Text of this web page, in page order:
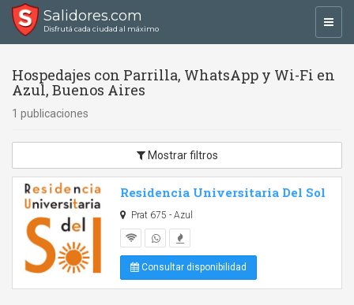
Salidores.com
Disfrutá cada ciudad al máximo
Hospedajes con Parrilla, WhatsApp y Wi-Fi en
Azul, Buenos Aires
1 publicaciones
Mostrar filtros
Residencia Universitaria Del Sol
Prat 675 - Azul
Consultar disponibilidad